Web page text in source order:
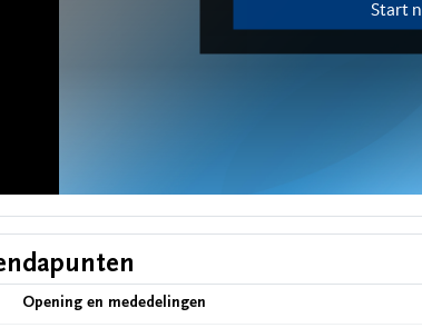
Opening en mededelingen